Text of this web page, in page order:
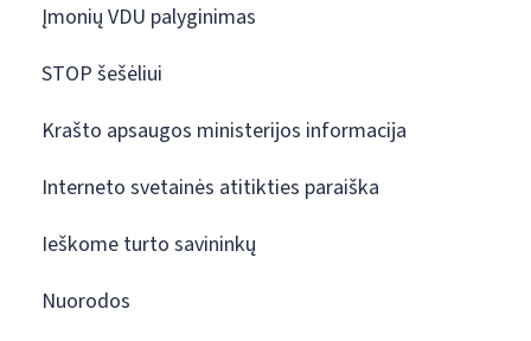
Įmonių VDU palyginimas
STOP šešėliui
Krašto apsaugos ministerijos informacija
Interneto svetainės atitikties paraiška
Ieškome turto savininkų
Nuorodos